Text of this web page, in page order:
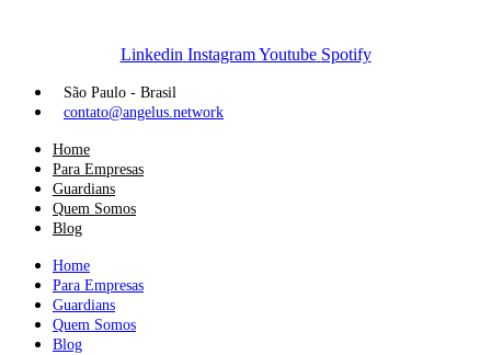
Linkedin Instagram Youtube Spotify
São Paulo - Brasil
contato@angelus.network
Home
Para Empresas
Guardians
Quem Somos
Blog
Home
Para Empresas
Guardians
Quem Somos
Blog